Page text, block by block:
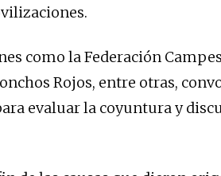
como la Federación
Rojos, entre otras,
evaluar la coyuntura y